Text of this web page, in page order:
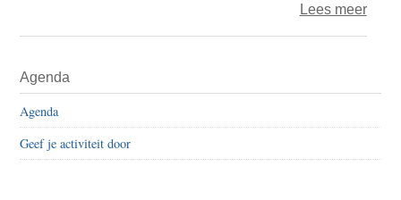
Lees meerover
Sidebar
Agenda
Agenda
Geef je activiteit door